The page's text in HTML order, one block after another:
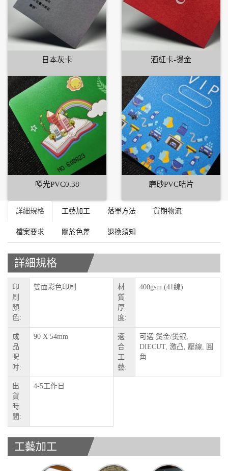
日本灰卡 酒紅卡-燙金
啞光PVC0.38 磨砂PVC咭片
詳細規格 工藝加工 落單方法 貨期物流
檔案要求 關於色差 退換須知
詳細規格
印
刷
顏
色:
雙面彩色印刷
材
質
厚
度:
400gsm (41線)
成
品
呎
吋:
90 X 54mm
適
合
工
藝:
可選 燙金/燙銀,
DIECUT, 激凸, 壓線, 圓
角
出
貨
時
間:
4-5工作日
工藝加工